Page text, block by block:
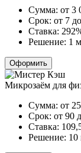
Сумма: от 3
Срок: от 7
Ставка:
Решение: 1
Оформить
Микрозаём для
Сумма: от
Срок: от 90
Ставка:
Решение: 10